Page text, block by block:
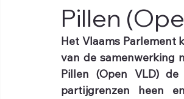
Pillen
Het Vlaams Parlement
van de samenwerking
Pillen (Open VLD)
partijgrenzen heen